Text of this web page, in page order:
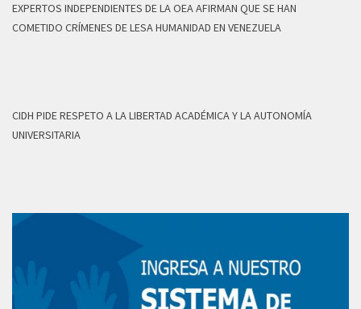
EXPERTOS INDEPENDIENTES DE LA OEA AFIRMAN QUE SE HAN
COMETIDO CRÍMENES DE LESA HUMANIDAD EN VENEZUELA
CIDH PIDE RESPETO A LA LIBERTAD ACADÉMICA Y LA AUTONOMÍA
UNIVERSITARIA